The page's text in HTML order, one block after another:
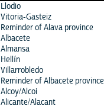
Llodio
Vitoria-Gasteiz
Reminder of Alava province
Albacete
Almansa
Hellín
Villarrobledo
Reminder of Albacete province
Alcoy/Alcoi
Alicante/Alacant